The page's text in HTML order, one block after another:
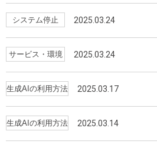
システム停止 2025.03.24
サービス・環境 2025.03.24
生成AIの利用方法 2025.03.17
生成AIの利用方法 2025.03.14